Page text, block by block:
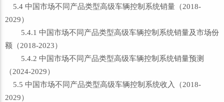
5.4 中国市场不同产品类型高级车辆控制系统销量（2018-
2029）
5.4.1 中国市场不同产品类型高级车辆控制系统销量及市场份
额（2018-2023）
5.4.2 中国市场不同产品类型高级车辆控制系统销量预测
（2024-2029）
5.5 中国市场不同产品类型高级车辆控制系统收入（2018-
2029）